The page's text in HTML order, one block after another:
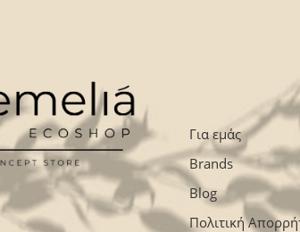
Για εμάς
Brands
Blog
Πολιτική